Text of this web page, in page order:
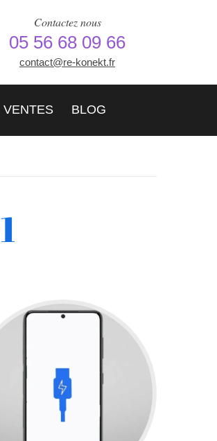
Contactez nous
05 56 68 09 66
contact@re-konekt.fr
VENTES BLOG